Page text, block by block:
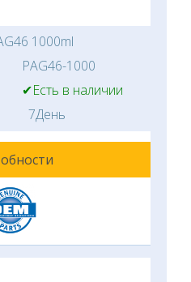
1000ml
PAG46-1000
✔Есть в наличии
7День